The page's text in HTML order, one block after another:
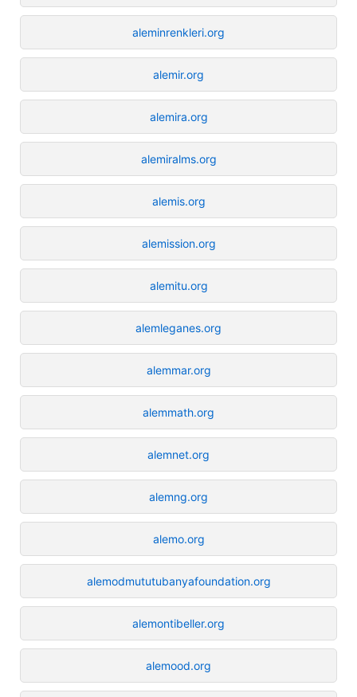
aleminrenkleri.org
alemir.org
alemira.org
alemiralms.org
alemis.org
alemission.org
alemitu.org
alemleganes.org
alemmar.org
alemmath.org
alemnet.org
alemng.org
alemo.org
alemodmututubanyafoundation.org
alemontibeller.org
alemood.org